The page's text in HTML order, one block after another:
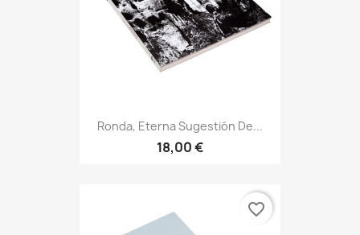
Ronda, Eterna Sugestión De...
18,00 €
favorite_border